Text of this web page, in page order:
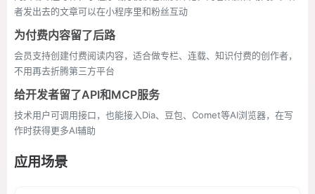
者发出去的文章可以在小程序里和粉丝互动
为付费内容留了后路
会员支持创建付费阅读内容，适合做专栏、连载、知识付费的创作者，
不用再去折腾第三方平台
给开发者留了API和MCP服务
技术用户可调用接口，也能接入Dia、豆包、Comet等AI浏览器，在写
作时获得更多AI辅助
应用场景